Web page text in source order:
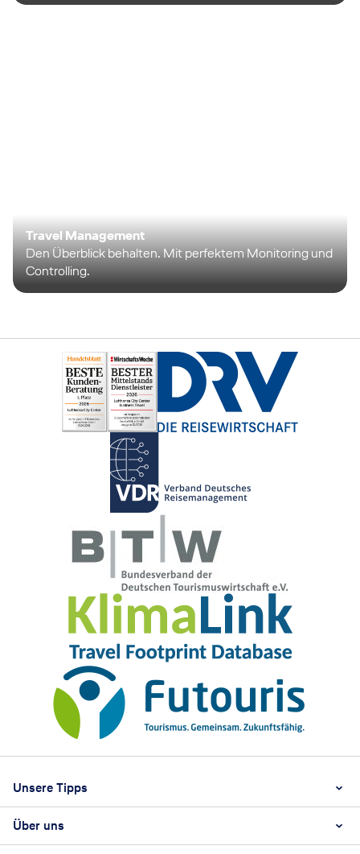
Travel Management
Den Überblick behalten. Mit perfektem Monitoring und
Controlling.
Unsere Tipps
Beste Reisezeit
Über uns